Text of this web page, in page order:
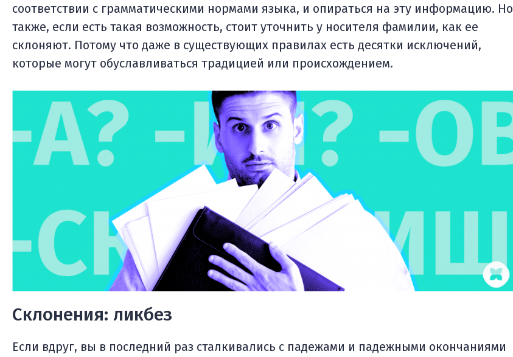
соответствии с грамматическими нормами языка, и опираться на эту информацию. Но
также, если есть такая возможность, стоит уточнить у носителя фамилии, как ее
склоняют. Потому что даже в существующих правилах есть десятки исключений,
которые могут обуславливаться традицией или происхождением.
Склонения: ликбез
Если вдруг, вы в последний раз сталкивались с падежами и падежными окончаниями